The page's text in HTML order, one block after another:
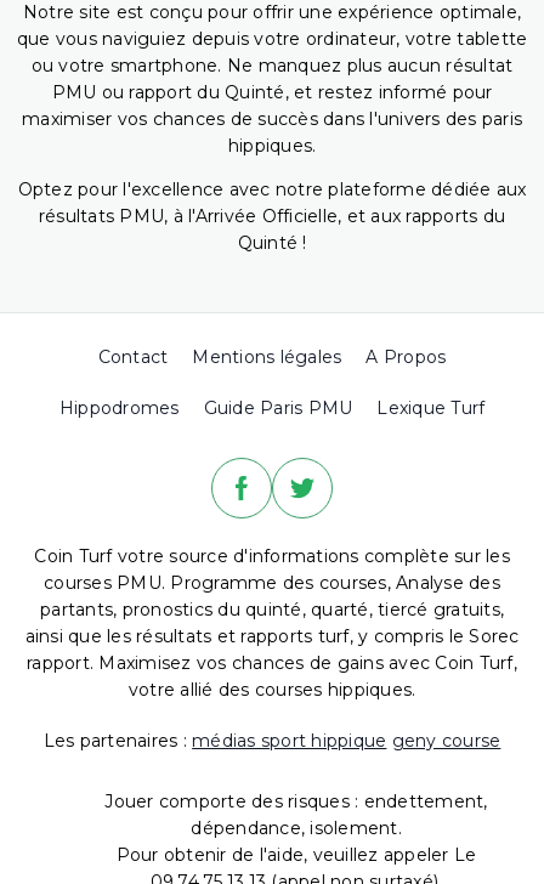
Notre site est conçu pour offrir une expérience optimale,
que vous naviguiez depuis votre ordinateur, votre tablette
ou votre smartphone. Ne manquez plus aucun résultat
PMU ou rapport du Quinté, et restez informé pour
maximiser vos chances de succès dans l'univers des paris
hippiques.
Optez pour l'excellence avec notre plateforme dédiée aux
résultats PMU, à l'Arrivée Officielle, et aux rapports du
Quinté !
Contact Mentions légales A Propos
Hippodromes Guide Paris PMU Lexique Turf
Coin Turf votre source d'informations complète sur les
courses PMU. Programme des courses, Analyse des
partants, pronostics du quinté, quarté, tiercé gratuits,
ainsi que les résultats et rapports turf, y compris le Sorec
rapport. Maximisez vos chances de gains avec Coin Turf,
votre allié des courses hippiques.
Les partenaires : médias sport hippique geny course
Jouer comporte des risques : endettement,
dépendance, isolement.
Pour obtenir de l'aide, veuillez appeler Le